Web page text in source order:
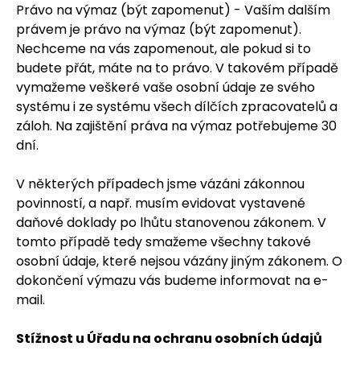
Právo na výmaz (být zapomenut) - Vaším dalším
právem je právo na výmaz (být zapomenut).
Nechceme na vás zapomenout, ale pokud si to
budete přát, máte na to právo. V takovém případě
vymažeme veškeré vaše osobní údaje ze svého
systému i ze systému všech dílčích zpracovatelů a
záloh. Na zajištění práva na výmaz potřebujeme 30
dní.
V některých případech jsme vázáni zákonnou
povinností, a např. musím evidovat vystavené
daňové doklady po lhůtu stanovenou zákonem. V
tomto případě tedy smažeme všechny takové
osobní údaje, které nejsou vázány jiným zákonem. O
dokončení výmazu vás budeme informovat na e-
mail.
Stížnost u Úřadu na ochranu osobních údajů